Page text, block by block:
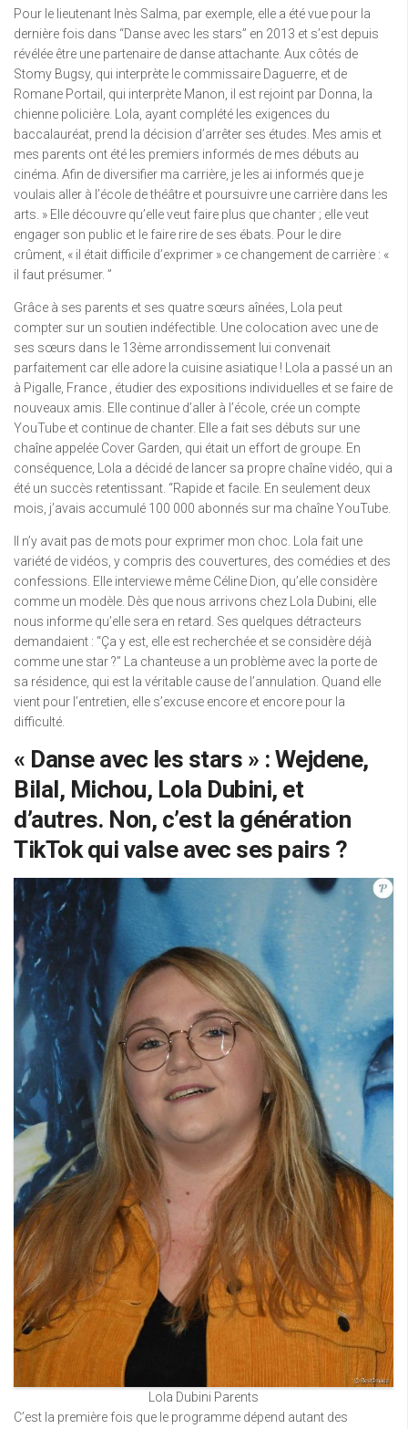
Pour le lieutenant Inès Salma, par exemple, elle a été vue pour la
dernière fois dans “Danse avec les stars” en 2013 et s’est depuis
révélée être une partenaire de danse attachante. Aux côtés de
Stomy Bugsy, qui interprète le commissaire Daguerre, et de
Romane Portail, qui interprète Manon, il est rejoint par Donna, la
chienne policière. Lola, ayant complété les exigences du
baccalauréat, prend la décision d’arrêter ses études. Mes amis et
mes parents ont été les premiers informés de mes débuts au
cinéma. Afin de diversifier ma carrière, je les ai informés que je
voulais aller à l’école de théâtre et poursuivre une carrière dans les
arts. » Elle découvre qu’elle veut faire plus que chanter ; elle veut
engager son public et le faire rire de ses ébats. Pour le dire
crûment, « il était difficile d’exprimer » ce changement de carrière : «
il faut présumer. ”
Grâce à ses parents et ses quatre sœurs aînées, Lola peut
compter sur un soutien indéfectible. Une colocation avec une de
ses sœurs dans le 13ème arrondissement lui convenait
parfaitement car elle adore la cuisine asiatique ! Lola a passé un an
à Pigalle, France , étudier des expositions individuelles et se faire de
nouveaux amis. Elle continue d’aller à l’école, crée un compte
YouTube et continue de chanter. Elle a fait ses débuts sur une
chaîne appelée Cover Garden, qui était un effort de groupe. En
conséquence, Lola a décidé de lancer sa propre chaîne vidéo, qui a
été un succès retentissant. “Rapide et facile. En seulement deux
mois, j’avais accumulé 100 000 abonnés sur ma chaîne YouTube.
Il n’y avait pas de mots pour exprimer mon choc. Lola fait une
variété de vidéos, y compris des couvertures, des comédies et des
confessions. Elle interviewe même Céline Dion, qu’elle considère
comme un modèle. Dès que nous arrivons chez Lola Dubini, elle
nous informe qu’elle sera en retard. Ses quelques détracteurs
demandaient : “Ça y est, elle est recherchée et se considère déjà
comme une star ?” La chanteuse a un problème avec la porte de
sa résidence, qui est la véritable cause de l’annulation. Quand elle
vient pour l’entretien, elle s’excuse encore et encore pour la
difficulté.
« Danse avec les stars » : Wejdene,
Bilal, Michou, Lola Dubini, et
d’autres. Non, c’est la génération
TikTok qui valse avec ses pairs ?
Lola Dubini Parents
C’est la première fois que le programme dépend autant des